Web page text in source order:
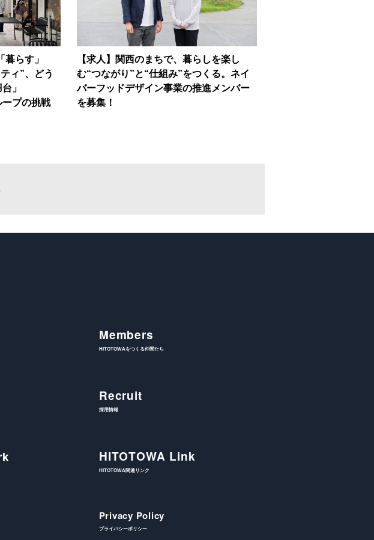
らす」
ィ”、どう
」
プの挑戦
【求人】関西のまちで、暮らしを楽し
む“つながり”と“仕組み”をつくる。ネイ
バーフッドデザイン事業の推進メンバー
を募集！
Members
HITOTOWAをつくる仲間たち
Recruit
採用情報
HITOTOWA Link
HITOTOWA関連リンク
Privacy Policy
プライバシーポリシー